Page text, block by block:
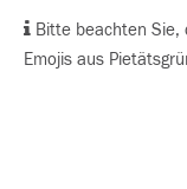
Bitte beachten Sie,
Emojis aus